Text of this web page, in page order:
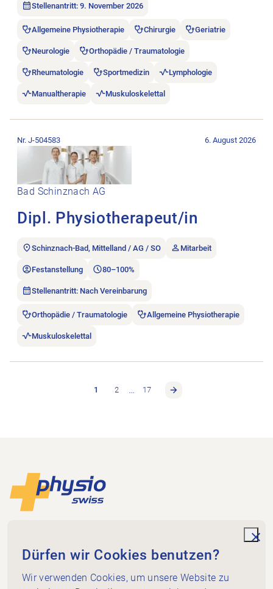
Stellenantritt: 9. November 2026
Allgemeine Physiotherapie Chirurgie Geriatrie
Neurologie Orthopädie / Traumatologie
Rheumatologie Sportmedizin Lymphologie
Manualtherapie Muskuloskelettal
Bad Schinznach AG
Dipl. Physiotherapeut/in
Nr. J-504583 6. August 2026
Schinznach-Bad, Mittelland / AG / SO Mitarbeit
Festanstellung 80–100%
Stellenantritt: Nach Vereinbarung
Orthopädie / Traumatologie Allgemeine Physiotherapie
Muskuloskelettal
1 2 … 17
Footer
Dammweg 3
3013 Bern
+41 58 255 36 00
Dürfen wir Cookies benutzen?
Wir verwenden Cookies, um unsere Website zu